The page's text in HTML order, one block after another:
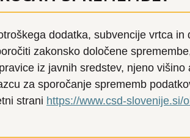
dodatka, subvencije vrtca
zakonsko določene
iz javnih sredstev, njeno
za sporočanje sprememb
strani https://www.csd-slovenije.si/